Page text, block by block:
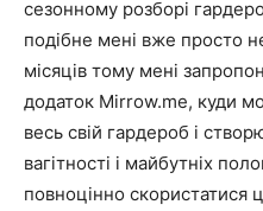
сезонному розборі
подібне мені вже просто
місяців тому мені
додаток Mirrow.me, куди
весь свій гардероб і
вагітності і майбутніх
повноцінно скористатися